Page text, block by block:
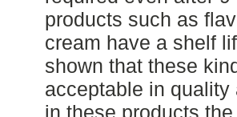
products such as
cream have a shelf
shown that these
acceptable in
in these products